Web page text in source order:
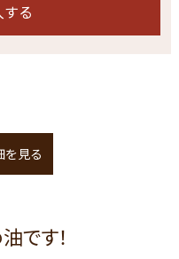
る
を見る
です！